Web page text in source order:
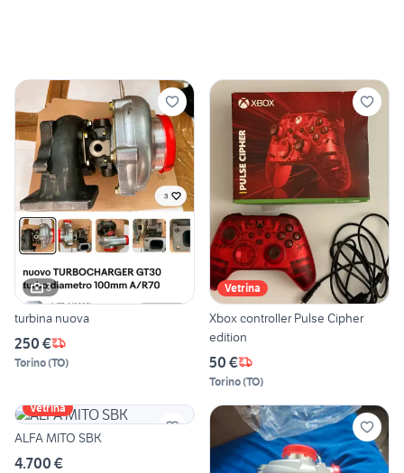
3
turbina nuova
250 €
Torino(TO)
Vetrina
Xbox controller Pulse Cipher
edition
50 €
Torino(TO)
Vetrina
ALFA MITO SBK
4.700 €